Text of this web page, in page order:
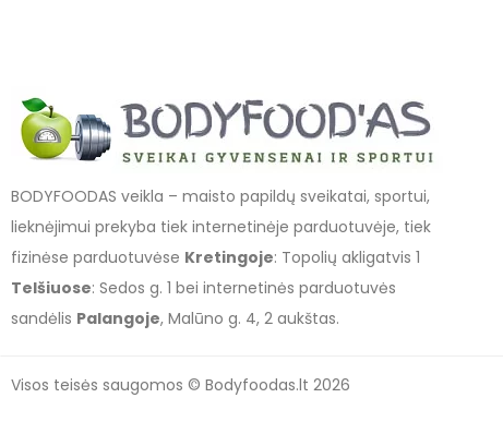
BODYFOODAS veikla – maisto papildų sveikatai, sportui,
lieknėjimui prekyba tiek internetinėje parduotuvėje, tiek
fizinėse parduotuvėse Kretingoje: Topolių akligatvis 1
Telšiuose: Sedos g. 1 bei internetinės parduotuvės
sandėlis Palangoje, Malūno g. 4, 2 aukštas.
Visos teisės saugomos © Bodyfoodas.lt 2026